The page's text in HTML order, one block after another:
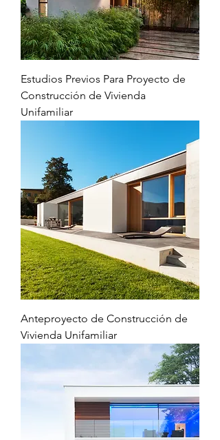
Estudios Previos Para Proyecto de
Construcción de Vivienda
Unifamiliar
Anteproyecto de Construcción de
Vivienda Unifamiliar